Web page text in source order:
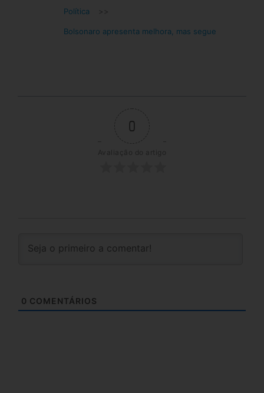
Política >>
Bolsonaro apresenta melhora, mas segue
0
Avaliação do artigo
0 COMENTÁRIOS